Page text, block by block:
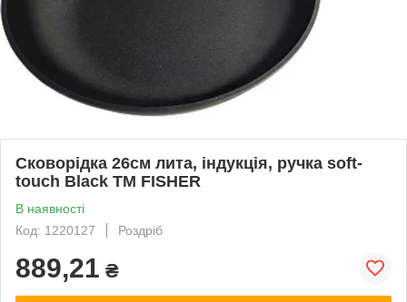
Сковорідка 26см лита, індукція, ручка soft-
touch Black ТМ FISHER
В наявності
Код: 1220127
Роздріб
889,21 ₴